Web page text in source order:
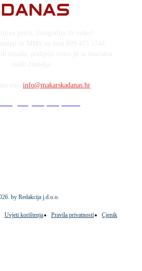
info@makarskadanas.hr
. by Redakcija j.d.o.o.
Uvjeti korištenja Pravila privatnosti
Cjenik